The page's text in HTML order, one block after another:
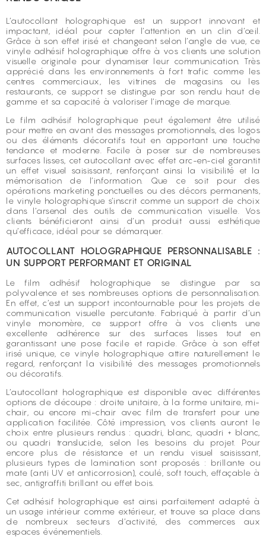
L’autocollant holographique est un support innovant et
impactant, idéal pour capter l’attention en un clin d’œil.
Grâce à son effet irisé et changeant selon l’angle de vue, ce
vinyle adhésif holographique offre à vos clients une solution
visuelle originale pour dynamiser leur communication. Très
apprécié dans les environnements à fort trafic comme les
centres commerciaux, les vitrines de magasins ou les
restaurants, ce support se distingue par son rendu haut de
gamme et sa capacité à valoriser l’image de marque.
Le film adhésif holographique peut également être utilisé
pour mettre en avant des messages promotionnels, des logos
ou des éléments décoratifs tout en apportant une touche
tendance et moderne. Facile à poser sur de nombreuses
surfaces lisses, cet autocollant avec effet arc-en-ciel garantit
un effet visuel saisissant, renforçant ainsi la visibilité et la
mémorisation de l’information. Que ce soit pour des
opérations marketing ponctuelles ou des décors permanents,
le vinyle holographique s’inscrit comme un support de choix
dans l’arsenal des outils de communication visuelle. Vos
clients bénéficieront ainsi d’un produit aussi esthétique
qu’efficace, idéal pour se démarquer.
AUTOCOLLANT HOLOGRAPHIQUE PERSONNALISABLE :
UN SUPPORT PERFORMANT ET ORIGINAL
Le film adhésif holographique se distingue par sa
polyvalence et ses nombreuses options de personnalisation.
En effet, c’est un support incontournable pour les projets de
communication visuelle percutante. Fabriqué à partir d’un
vinyle monomère, ce support offre à vos clients une
excellente adhérence sur des surfaces lisses tout en
garantissant une pose facile et rapide. Grâce à son effet
irisé unique, ce vinyle holographique attire naturellement le
regard, renforçant la visibilité des messages promotionnels
ou décoratifs.
L’autocollant holographique est disponible avec différentes
options de découpe : droite unitaire, à la forme unitaire, mi-
chair, ou encore mi-chair avec film de transfert pour une
application facilitée. Côté impression, vos clients auront le
choix entre plusieurs rendus : quadri, blanc, quadri + blanc,
ou quadri translucide, selon les besoins du projet. Pour
encore plus de résistance et un rendu visuel saisissant,
plusieurs types de lamination sont proposés : brillante ou
mate (anti UV et anticorrosion), coulé, soft touch, effaçable à
sec, antigraffiti brillant ou effet bois.
Cet adhésif holographique est ainsi parfaitement adapté à
un usage intérieur comme extérieur, et trouve sa place dans
de nombreux secteurs d’activité, des commerces aux
espaces événementiels.